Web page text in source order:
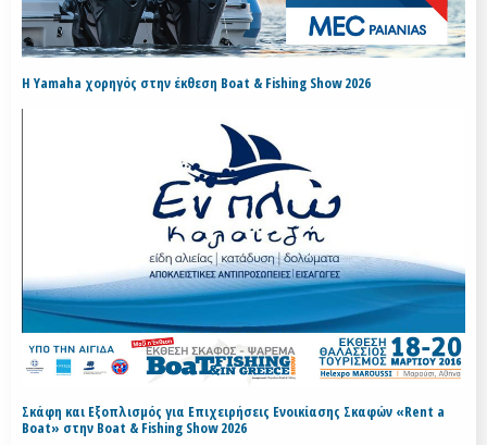
H Yamaha χορηγός στην έκθεση Boat & Fishing Show 2026
Σκάφη και Εξοπλισμός για Επιχειρήσεις Ενοικίασης Σκαφών «Rent a
Boat» στην Boat & Fishing Show 2026